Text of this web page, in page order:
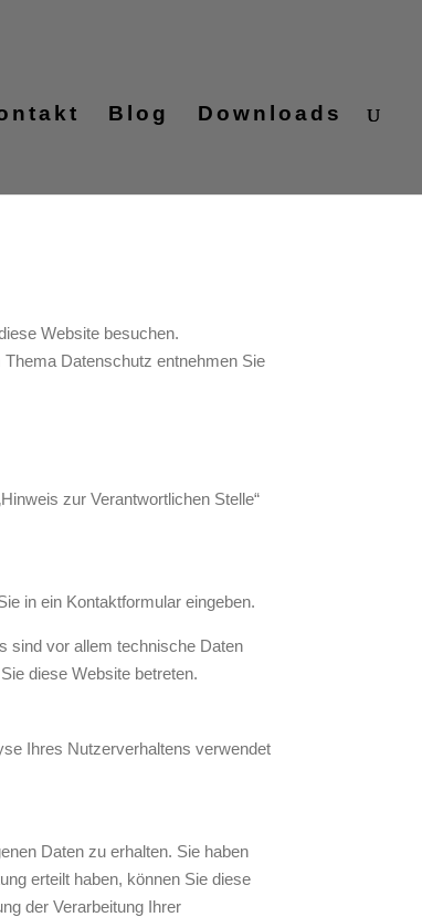
Blog Downloads
Website besuchen.
Datenschutz entnehmen Sie
zur Verantwortlichen Stelle“
in ein Kontaktformular eingeben.
sind vor allem technische Daten
diese Website betreten.
Ihres Nutzerverhaltens verwendet
Daten zu erhalten. Sie haben
erteilt haben, können Sie diese
der Verarbeitung Ihrer